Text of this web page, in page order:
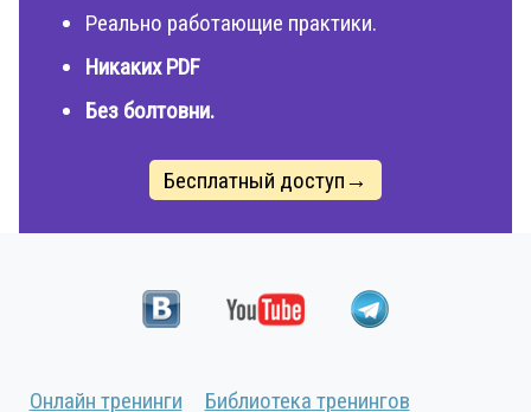
Реально работающие практики.
Никаких PDF
Без болтовни.
Бесплатный доступ→
Онлайн тренинги Библиотека тренингов